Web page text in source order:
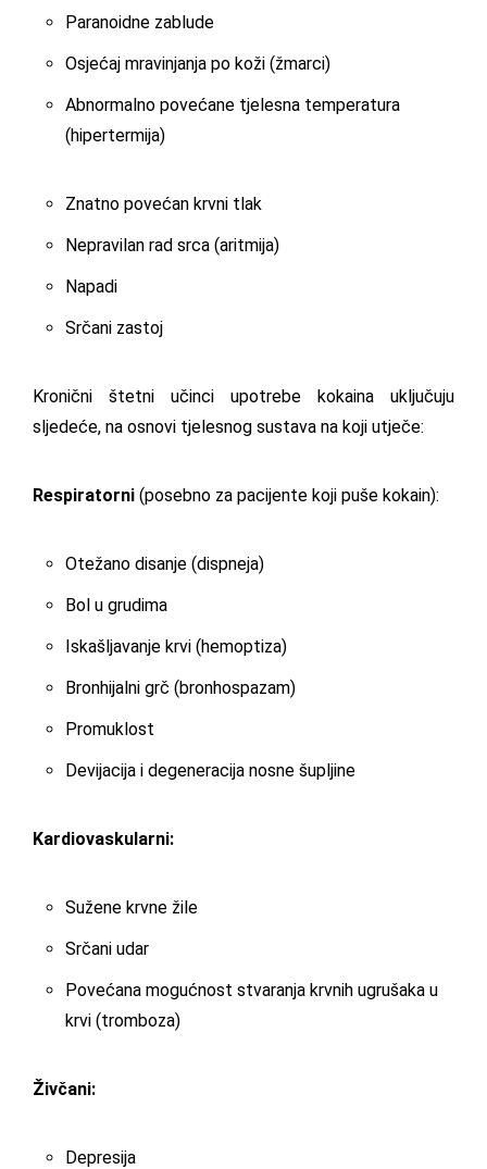
Paranoidne zablude
Osjećaj mravinjanja po koži (žmarci)
Abnormalno povećane tjelesna temperatura
(hipertermija)
Znatno povećan krvni tlak
Nepravilan rad srca (aritmija)
Napadi
Srčani zastoj
Kronični štetni učinci upotrebe kokaina uključuju
sljedeće, na osnovi tjelesnog sustava na koji utječe:
Respiratorni (posebno za pacijente koji puše kokain):
Otežano disanje (dispneja)
Bol u grudima
Iskašljavanje krvi (hemoptiza)
Bronhijalni grč (bronhospazam)
Promuklost
Devijacija i degeneracija nosne šupljine
Kardiovaskularni:
Sužene krvne žile
Srčani udar
Povećana mogućnost stvaranja krvnih ugrušaka u
krvi (tromboza)
Živčani:
Depresija